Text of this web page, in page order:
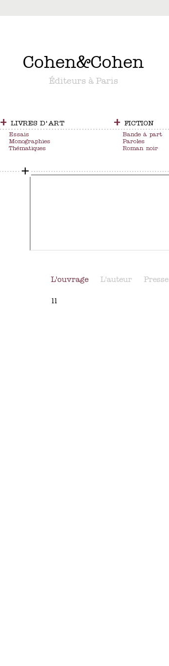
Cohen&Cohen
Éditeurs à Paris
+LIVRES D'ART
Essais
Monographies
Thématiques
+ FICTION
Bande à part
Paroles
Roman noir
L'ouvrage L'auteur Presse
11